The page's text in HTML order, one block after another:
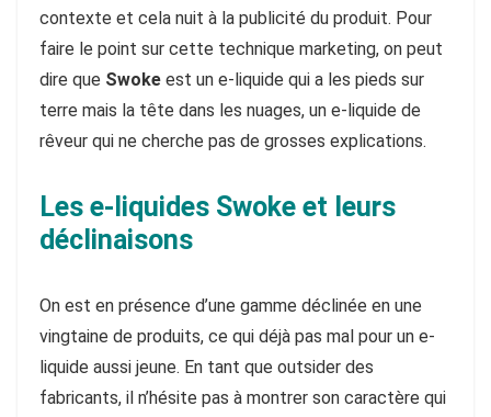
contexte et cela nuit à la publicité du produit. Pour
faire le point sur cette technique marketing, on peut
dire que Swoke est un e-liquide qui a les pieds sur
terre mais la tête dans les nuages, un e-liquide de
rêveur qui ne cherche pas de grosses explications.
Les e-liquides Swoke et leurs
déclinaisons
On est en présence d’une gamme déclinée en une
vingtaine de produits, ce qui déjà pas mal pour un e-
liquide aussi jeune. En tant que outsider des
fabricants, il n’hésite pas à montrer son caractère qui